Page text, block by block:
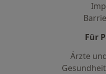
Für
Ärzte